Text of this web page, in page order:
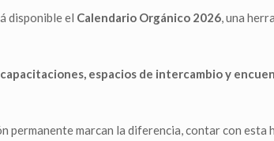
disponible el Calendario Orgánico 2026, una
espacios de intercambio y
permanente marcan la diferencia, contar con